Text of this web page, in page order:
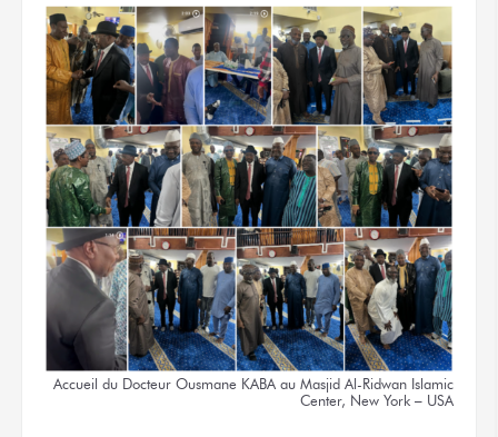
Accueil du Docteur Ousmane KABA au Masjid Al-Ridwan Islamic
Center, New York – USA